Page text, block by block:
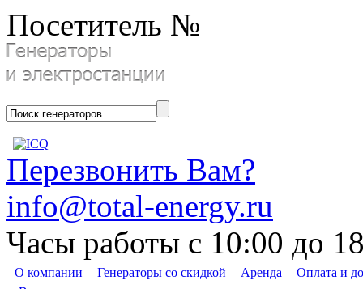
Посетитель №
Перезвонить Вам?
info@total-energy.ru
Часы работы с 10:00 до
О компании Генераторы со скидкой Аренда
Оплата и